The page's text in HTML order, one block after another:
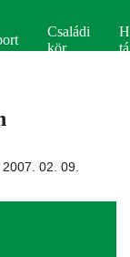
Családi
kör
2007. 02. 09.